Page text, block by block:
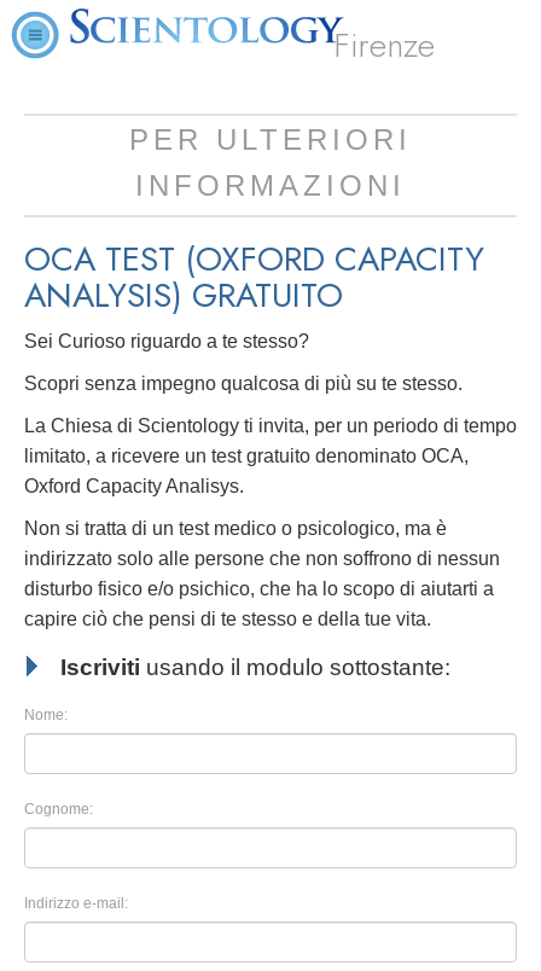
Firenze
PER ULTERIORI
INFORMAZIONI
OCA TEST (OXFORD CAPACITY
ANALYSIS) GRATUITO
Sei Curioso riguardo a te stesso?
Scopri senza impegno qualcosa di più su te stesso.
La Chiesa di Scientology ti invita, per un periodo di tempo
limitato, a ricevere un test gratuito denominato OCA,
Oxford Capacity Analisys.
Non si tratta di un test medico o psicologico, ma è
indirizzato solo alle persone che non soffrono di nessun
disturbo fisico e/o psichico, che ha lo scopo di aiutarti a
capire ciò che pensi di te stesso e della tue vita.
Iscriviti usando il modulo sottostante:
Nome:
Cognome:
Indirizzo e-mail: